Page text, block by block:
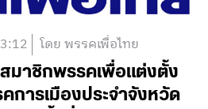
โดย พรรคเพื่อไทย
สมาชิกพรรคเพื่อแต่งตั้ง
การเมืองประจำจังหวัด